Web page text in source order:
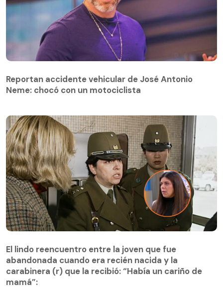
Reportan accidente vehicular de José Antonio
Neme: chocó con un motociclista
abandonada cuando era recién nacida y la
carabinera (r) que la recibió: “Había un cariño de
mamá”:
El lindo reencuentro entre la joven que fue
abandonada cuando era recién nacida y la
carabinera (r) que la recibió: “Había un cariño de
mamá”: